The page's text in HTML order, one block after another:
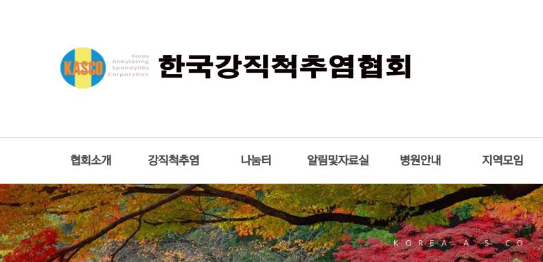
협회소개 강직척추염 나눔터 알림및자료실 병원안내 지역모임
KOREA A.S CO